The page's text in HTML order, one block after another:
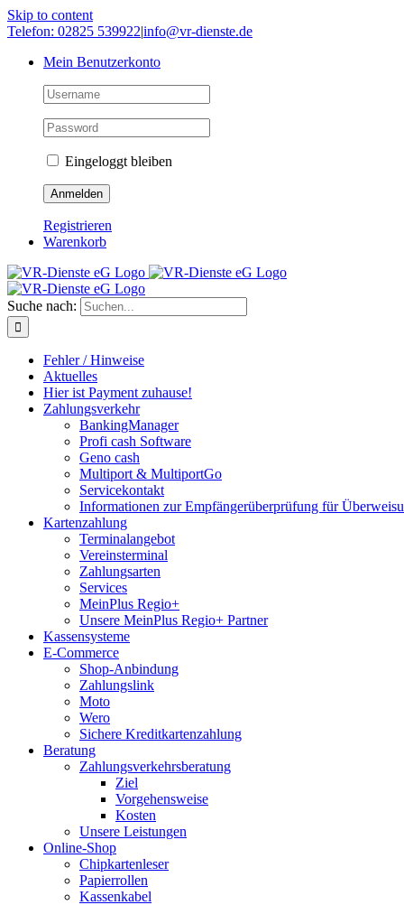
Skip to content
Telefon: 02825 539922|info@vr-dienste.de
Mein Benutzerkonto
Eingeloggt bleiben
Registrieren
Warenkorb
Suche nach:
Fehler / Hinweise
Aktuelles
Hier ist Payment zuhause!
Zahlungsverkehr
BankingManager
Profi cash Software
Geno cash
Multiport & MultiportGo
Servicekontakt
Informationen zur Empfängerüberprüfung für
Kartenzahlung
Terminalangebot
Vereinsterminal
Zahlungsarten
Services
MeinPlus Regio+
Unsere MeinPlus Regio+ Partner
Kassensysteme
E-Commerce
Shop-Anbindung
Zahlungslink
Moto
Wero
Sichere Kreditkartenzahlung
Beratung
Zahlungsverkehrsberatung
Ziel
Vorgehensweise
Kosten
Unsere Leistungen
Online-Shop
Chipkartenleser
Papierrollen
Kassenkabel